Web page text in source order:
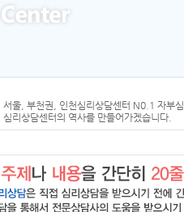
서울, 부천권, 인천심리상담센터 N0.1 자부심.
심리상담센터의 역사를 만들어가겠습니다.